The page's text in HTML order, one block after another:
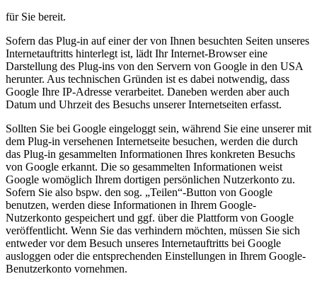
für Sie bereit.
Sofern das Plug-in auf einer der von Ihnen besuchten Seiten unseres
Internetauftritts hinterlegt ist, lädt Ihr Internet-Browser eine
Darstellung des Plug-ins von den Servern von Google in den USA
herunter. Aus technischen Gründen ist es dabei notwendig, dass
Google Ihre IP-Adresse verarbeitet. Daneben werden aber auch
Datum und Uhrzeit des Besuchs unserer Internetseiten erfasst.
Sollten Sie bei Google eingeloggt sein, während Sie eine unserer mit
dem Plug-in versehenen Internetseite besuchen, werden die durch
das Plug-in gesammelten Informationen Ihres konkreten Besuchs
von Google erkannt. Die so gesammelten Informationen weist
Google womöglich Ihrem dortigen persönlichen Nutzerkonto zu.
Sofern Sie also bspw. den sog. „Teilen“-Button von Google
benutzen, werden diese Informationen in Ihrem Google-
Nutzerkonto gespeichert und ggf. über die Plattform von Google
veröffentlicht. Wenn Sie das verhindern möchten, müssen Sie sich
entweder vor dem Besuch unseres Internetauftritts bei Google
ausloggen oder die entsprechenden Einstellungen in Ihrem Google-
Benutzerkonto vornehmen.